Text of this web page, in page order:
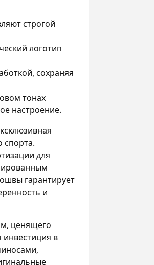
строгой
логотип
сохраняя
тонах
настроение.
спорта.
для
гарантирует
и
ценящего
в